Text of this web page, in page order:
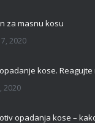
za masnu kosu
2020
kose. Reagujte
2020